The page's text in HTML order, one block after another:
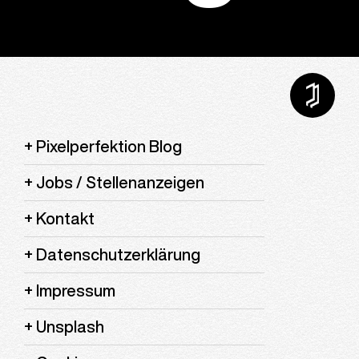
Pixelperfektion Blog
Jobs / Stellenanzeigen
Kontakt
Datenschutzerklärung
Impressum
Unsplash